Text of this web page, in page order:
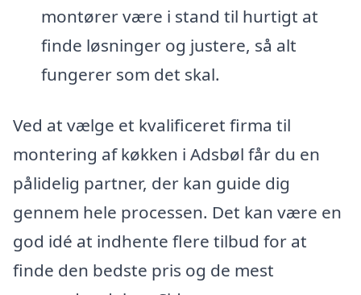
montører være i stand til hurtigt at
finde løsninger og justere, så alt
fungerer som det skal.
Ved at vælge et kvalificeret firma til
montering af køkken i Adsbøl får du en
pålidelig partner, der kan guide dig
gennem hele processen. Det kan være en
god idé at indhente flere tilbud for at
finde den bedste pris og de mest